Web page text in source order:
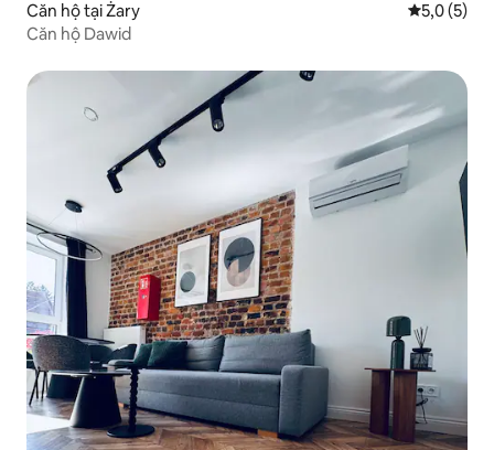
Căn hộ tại Żary Xếp hạng
5,0 (5)
Căn hộ Dawid